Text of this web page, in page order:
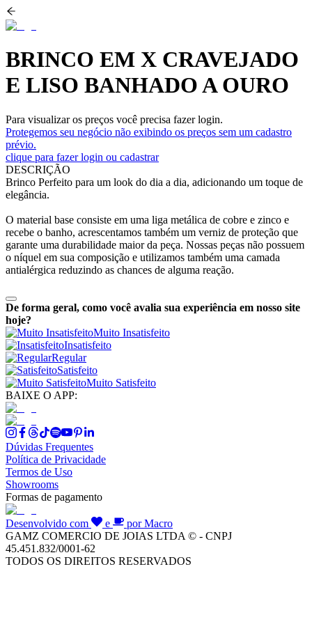
BRINCO EM X CRAVEJADO
E LISO BANHADO A OURO
Para visualizar os preços você precisa fazer login.
Protegemos seu negócio não exibindo os preços sem um cadastro
prévio.
clique para fazer login ou cadastrar
DESCRIÇÃO
Brinco Perfeito para um look do dia a dia, adicionando um toque de
elegância.
O material base consiste em uma liga metálica de cobre e zinco e
recebe o banho, acrescentamos também um verniz de proteção que
garante uma durabilidade maior da peça. Nossas peças não possuem
o níquel em sua composição e utilizamos também uma camada
antialérgica reduzindo as chances de alguma reação.
De forma geral, como você avalia sua experiência em nosso site
hoje?
Muito Insatisfeito
Insatisfeito
Regular
Satisfeito
Muito Satisfeito
BAIXE O APP:
Dúvidas Frequentes
Política de Privacidade
Termos de Uso
Showrooms
Formas de pagamento
Desenvolvido com e
por Macro
GAMZ COMERCIO DE JOIAS LTDA © - CNPJ
45.451.832/0001-62
TODOS OS DIREITOS RESERVADOS